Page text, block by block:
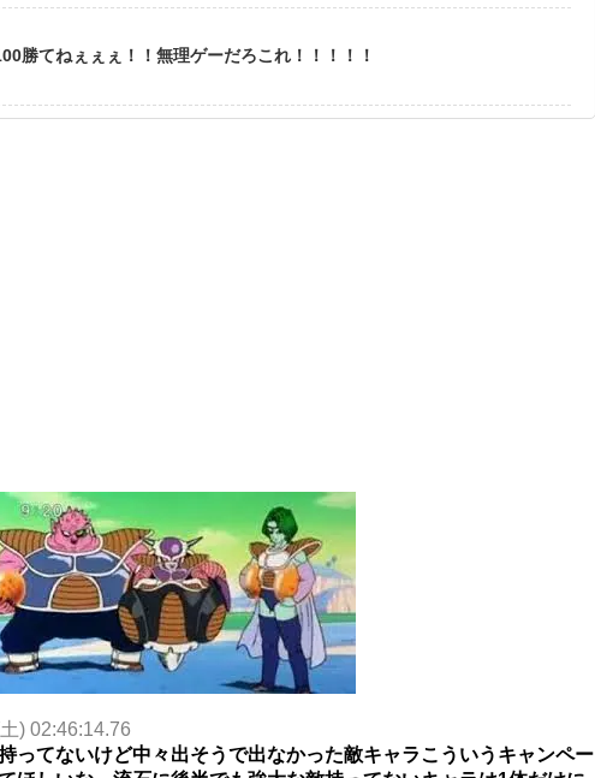
勝てねぇぇぇ！！無理ゲーだろこれ！！！！！
) 02:46:14.76
ってないけど中々出そうで出なかった敵キャラこういうキャンペー